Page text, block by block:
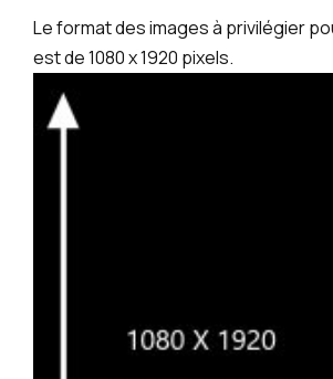
Le format des images à privilégier
est de 1080 x 1920 pixels.